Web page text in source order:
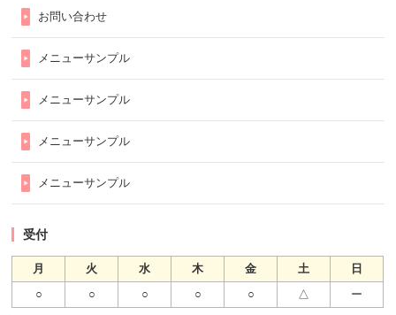
お問い合わせ
メニューサンプル
メニューサンプル
メニューサンプル
メニューサンプル
受付
月 火 水 木 金 土
日
○
○ ○ ○ ○ △ ー